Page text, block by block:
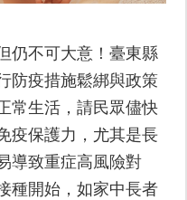
仍不可大意！臺東縣
防疫措施鬆綁與政策
常生活，請民眾儘快
疫保護力，尤其是長
導致重症高風險對
種開始，如家中長者